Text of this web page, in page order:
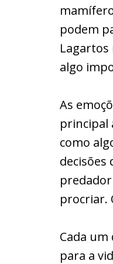
podem
Lagartos
algo
As
principal
como
procriar.
Cada
para a